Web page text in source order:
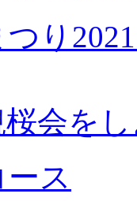
つり
会を
ス